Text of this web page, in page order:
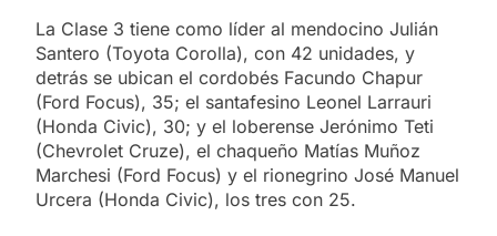
La Clase 3 tiene como líder al mendocino Julián
Santero (Toyota Corolla), con 42 unidades, y
detrás se ubican el cordobés Facundo Chapur
(Ford Focus), 35; el santafesino Leonel Larrauri
(Honda Civic), 30; y el loberense Jerónimo Teti
(Chevrolet Cruze), el chaqueño Matías Muñoz
Marchesi (Ford Focus) y el rionegrino José Manuel
Urcera (Honda Civic), los tres con 25.